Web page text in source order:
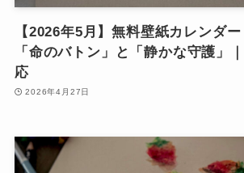
【2026年5月】無料壁紙カレンダ
「命のバトン」と「静かな守護」
応
2026年4月27日